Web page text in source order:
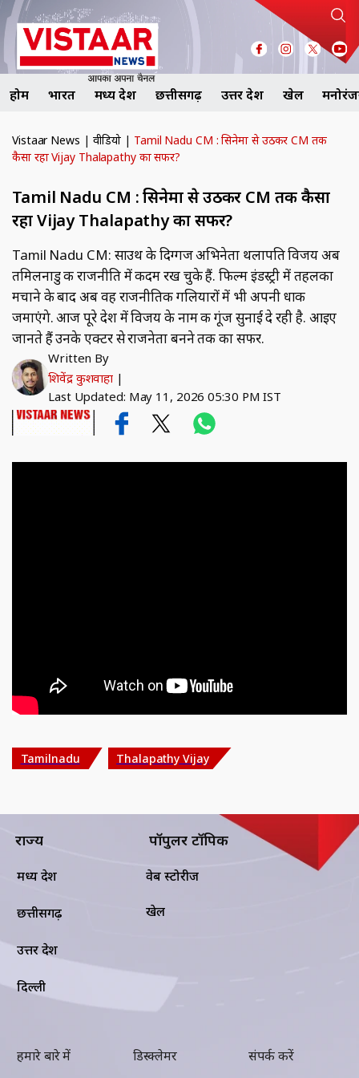
होम भारत मध्य प्रदेश छत्तीसगढ़ उत्तर प्रदेश खेल
Vistaar News | वीडियो | Tamil Nadu CM : सिनेमा से उठकर CM तक
कैसा रहा Vijay Thalapathy का सफर?
Tamil Nadu CM : सिनेमा से उठकर CM तक कैसा
रहा Vijay Thalapathy का सफर?
Tamil Nadu CM: साउथ के दिग्गज अभिनेता थलापति विजय अब
तमिलनाडु की राजनीति में कदम रख चुके हैं. फिल्म इंडस्ट्री में तहलका
मचाने के बाद अब वह राजनीतिक गलियारों में भी अपनी धाक
जमाएंगे. आज पूरे देश में विजय के नाम की गूंज सुनाई दे रही है. आइए
जानते हैं उनके एक्टर से राजनेता बनने तक का सफर.
Written By
शिवेंद्र कुशवाहा |
Last Updated: May 11, 2026 05:30 PM IST
Tamilnadu Thalapathy Vijay
राज्य
मध्य प्रदेश
छत्तीसगढ़
उत्तर प्रदेश
दिल्ली
पॉपुलर टॉपिक
वेब स्टोरीज
खेल
हमारे बारे में डिस्क्लेमर संपर्क करें